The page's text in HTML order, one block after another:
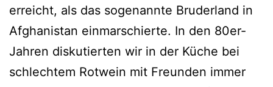
erreicht, als das sogenannte Bruderland in
Afghanistan einmarschierte. In den 80er-
Jahren diskutierten wir in der Küche bei
schlechtem Rotwein mit Freunden immer